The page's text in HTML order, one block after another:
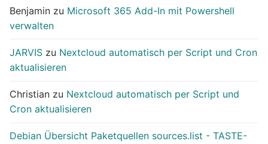
Benjamin zu Microsoft 365 Add-In mit Powershell
verwalten
JARVIS zu Nextcloud automatisch per Script und Cron
aktualisieren
Christian zu Nextcloud automatisch per Script und
Cron aktualisieren
Debian Übersicht Paketquellen sources.list - TASTE-